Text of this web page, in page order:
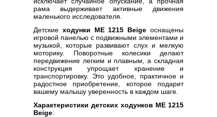
рама выдерживает активные движения
маленького исследователя.
Детские ходунки ME 1215 Beige оснащены
игровой панелью с подвижными элементами и
музыкой, которые развивают слух и мелкую
моторику. Поворотные колесики делают
передвижение легким и плавным, а складная
конструкция упрощает хранение и
транспортировку. Это удобное, практичное и
радостное приобретение, которое подарит
вашему малышу уверенность в каждом шаге.
Характеристики детских ходунков ME 1215
Beige: